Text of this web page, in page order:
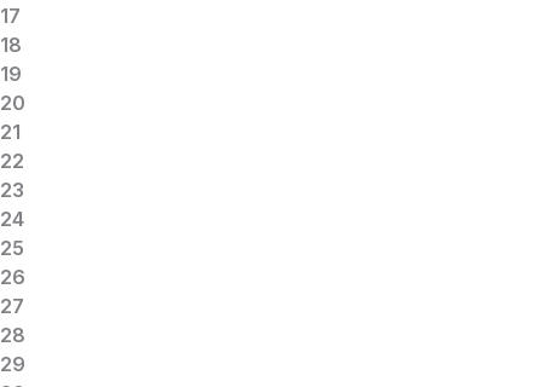
17
18
19
20
21
22
23
24
25
26
27
28
29